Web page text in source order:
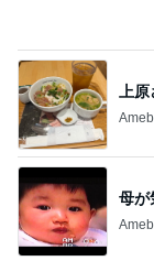
母